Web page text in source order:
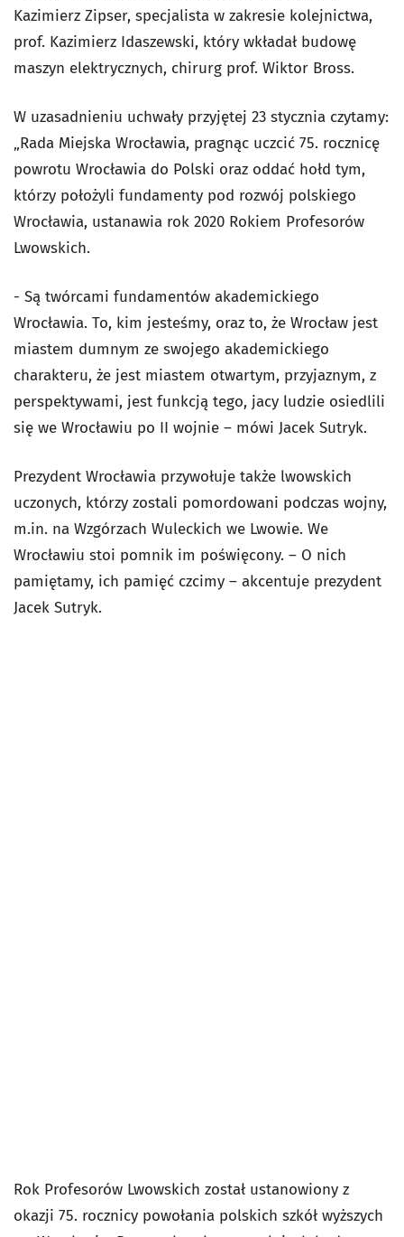
Kazimierz Zipser, specjalista w zakresie kolejnictwa,
prof. Kazimierz Idaszewski, który wkładał budowę
maszyn elektrycznych, chirurg prof. Wiktor Bross.
W uzasadnieniu uchwały przyjętej 23 stycznia czytamy:
„Rada Miejska Wrocławia, pragnąc uczcić 75. rocznicę
powrotu Wrocławia do Polski oraz oddać hołd tym,
którzy położyli fundamenty pod rozwój polskiego
Wrocławia, ustanawia rok 2020 Rokiem Profesorów
Lwowskich.
- Są twórcami fundamentów akademickiego
Wrocławia. To, kim jesteśmy, oraz to, że Wrocław jest
miastem dumnym ze swojego akademickiego
charakteru, że jest miastem otwartym, przyjaznym, z
perspektywami, jest funkcją tego, jacy ludzie osiedlili
się we Wrocławiu po II wojnie – mówi Jacek Sutryk.
Prezydent Wrocławia przywołuje także lwowskich
uczonych, którzy zostali pomordowani podczas wojny,
m.in. na Wzgórzach Wuleckich we Lwowie. We
Wrocławiu stoi pomnik im poświęcony. – O nich
pamiętamy, ich pamięć czcimy – akcentuje prezydent
Jacek Sutryk.
Rok Profesorów Lwowskich został ustanowiony z
okazji 75. rocznicy powołania polskich szkół wyższych